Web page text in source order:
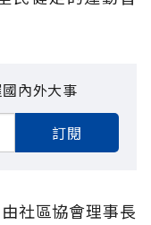
內外大事
訂閱
社區協會理事長